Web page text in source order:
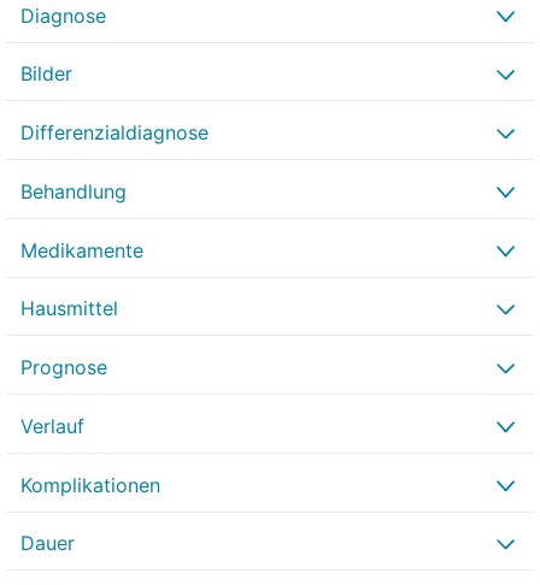
Diagnose
Bilder
Differenzialdiagnose
Behandlung
Medikamente
Hausmittel
Prognose
Verlauf
Komplikationen
Dauer